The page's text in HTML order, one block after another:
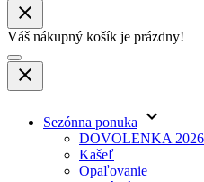
close
Váš nákupný košík je prázdny!
close
Sezónna ponuka keyboard_arrow_down
DOVOLENKA 2026
Kašeľ
Opaľovanie